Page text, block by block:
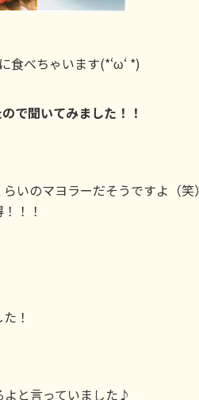
食べちゃいます(*‘ω‘ *)
で聞いてみました！！
いのマヨラーだそうですよ（笑）
！！
！
よと言っていました♪